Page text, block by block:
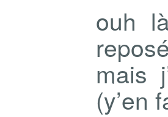
ouh
mais
(y’en